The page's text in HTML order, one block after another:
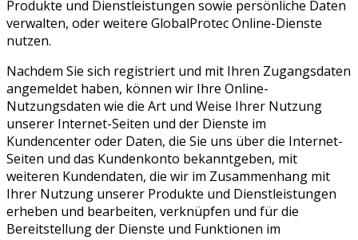
Produkte und Dienstleistungen sowie persönliche Daten
verwalten, oder weitere GlobalProtec Online-Dienste
nutzen.
Nachdem Sie sich registriert und mit Ihren Zugangsdaten
angemeldet haben, können wir Ihre Online-
Nutzungsdaten wie die Art und Weise Ihrer Nutzung
unserer Internet-Seiten und der Dienste im
Kundencenter oder Daten, die Sie uns über die Internet-
Seiten und das Kundenkonto bekanntgeben, mit
weiteren Kundendaten, die wir im Zusammenhang mit
Ihrer Nutzung unserer Produkte und Dienstleistungen
erheben und bearbeiten, verknüpfen und für die
Bereitstellung der Dienste und Funktionen im